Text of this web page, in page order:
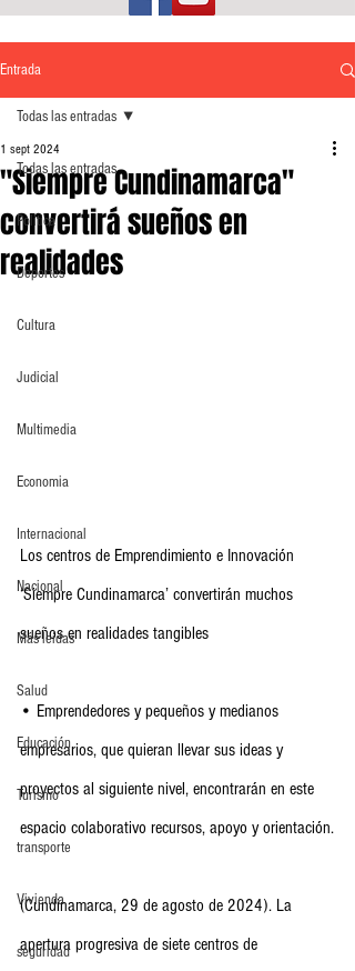
Entrada
Todas las entradas
Política
Deportes
Cultura
Judicial
Multimedia
Economia
Internacional
Nacional
Más leídas
Salud
Educación
Turismo
transporte
Vivienda
seguridad
Todas las entradas
"Siempre Cundinamarca"
convertirá sueños en
realidades
1 sept 2024
Los centros de Emprendimiento e Innovación
‘Siempre Cundinamarca’ convertirán muchos
sueños en realidades tangibles
• Emprendedores y pequeños y medianos
empresarios, que quieran llevar sus ideas y
proyectos al siguiente nivel, encontrarán en este
espacio colaborativo recursos, apoyo y orientación.
(Cundinamarca, 29 de agosto de 2024). La
apertura progresiva de siete centros de